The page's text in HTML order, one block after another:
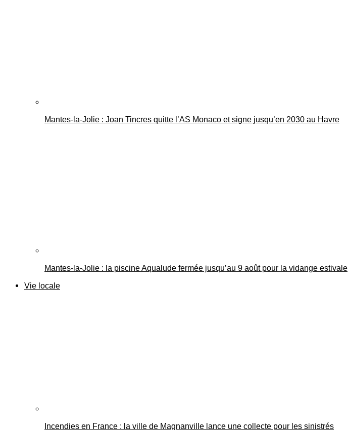
Mantes-la-Jolie : Joan Tincres quitte l’AS Monaco et signe jusqu’en 2030 au Havre
Mantes-la-Jolie : la piscine Aqualude fermée jusqu’au 9 août pour la vidange estivale
Vie locale
Incendies en France : la ville de Magnanville lance une collecte pour les sinistrés